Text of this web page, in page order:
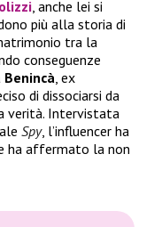
, anche lei si
più alla storia di
tra la
conseguenze
Benincà, ex
di dissociarsi da
verità. Intervistata
Spy, l’influencer ha
ha affermato la non